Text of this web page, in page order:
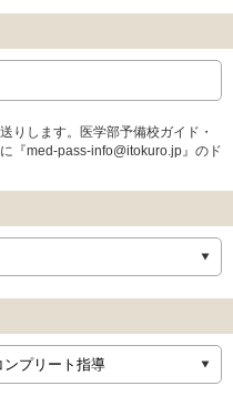
りします。医学部予備校ガイド・
『med-pass-info@itokuro.jp』のド